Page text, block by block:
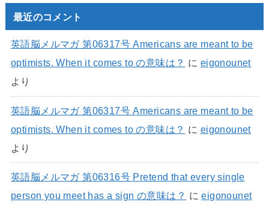
最近のコメント
英語脳メルマガ 第06317号 Americans are meant to be
optimists. When it comes to の意味は？ に eigonounet
より
英語脳メルマガ 第06317号 Americans are meant to be
optimists. When it comes to の意味は？ に eigonounet
より
英語脳メルマガ 第06316号 Pretend that every single
person you meet has a sign の意味は？ にeigonounet